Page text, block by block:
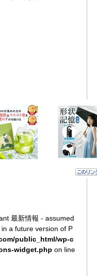
最新情報 - assumed
a future version of P
public_html/wp-c
widget.php on line